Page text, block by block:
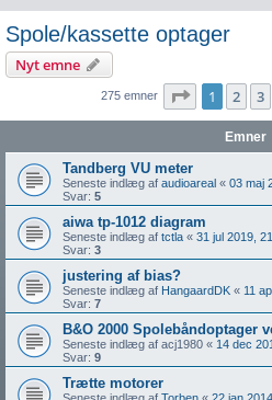
Spole/kassette optager
Nyt emne
275 emner Side af 11
1 2 3
Emner
Tandberg VU meter
Seneste indlæg af audioareal « 03 maj
Svar: 5
aiwa tp-1012 diagram
Seneste indlæg af tctla « 31 jul 2019,
Svar: 3
justering af bias?
Seneste indlæg af HangaardDK « 11
Svar: 7
B&O 2000 Spolebåndoptager
Seneste indlæg af acj1980 « 14 dec
Svar: 9
Trætte motorer